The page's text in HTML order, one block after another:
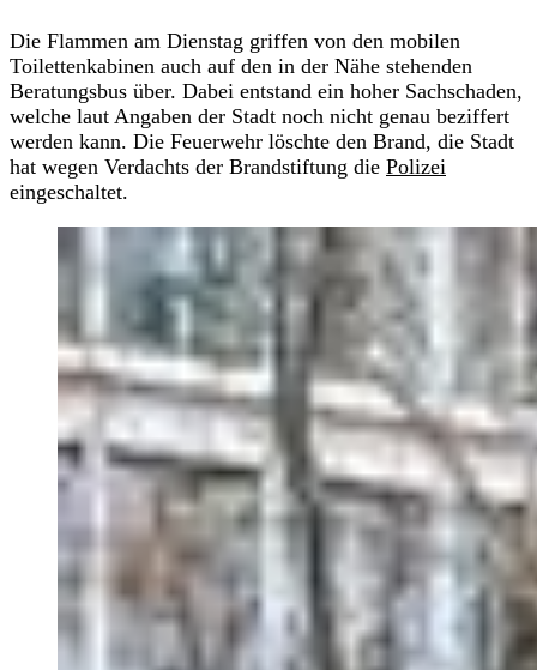
Die Flammen am Dienstag griffen von den mobilen
Toilettenkabinen auch auf den in der Nähe stehenden
Beratungsbus über. Dabei entstand ein hoher Sachschaden,
welche laut Angaben der Stadt noch nicht genau beziffert
werden kann. Die Feuerwehr löschte den Brand, die Stadt
hat wegen Verdachts der Brandstiftung die Polizei
eingeschaltet.